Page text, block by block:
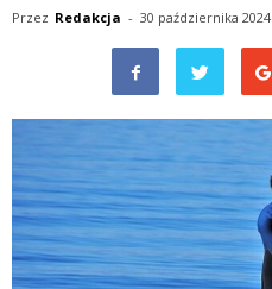
Przez Redakcja - 30 października 2024